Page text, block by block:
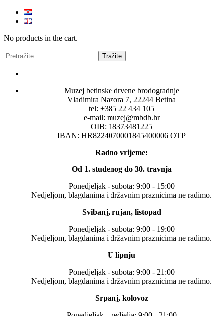
No products in the cart.
Muzej betinske drvene brodogradnje
Vladimira Nazora 7, 22244 Betina
tel: +385 22 434 105
e-mail: muzej@mbdb.hr
OIB: 18373481225
IBAN: HR8224070001845400006 OTP
Radno vrijeme:
Od 1. studenog do 30. travnja
Ponedjeljak - subota: 9:00 - 15:00
Nedjeljom, blagdanima i državnim praznicima ne radimo.
Svibanj, rujan, listopad
Ponedjeljak - subota: 9:00 - 19:00
Nedjeljom, blagdanima i državnim praznicima ne radimo.
U lipnju
Ponedjeljak - subota: 9:00 - 21:00
Nedjeljom, blagdanima i državnim praznicima ne radimo.
Srpanj, kolovoz